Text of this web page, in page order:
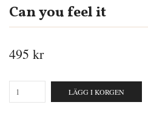
Can you feel it
495 kr
LÄGG I KORGEN